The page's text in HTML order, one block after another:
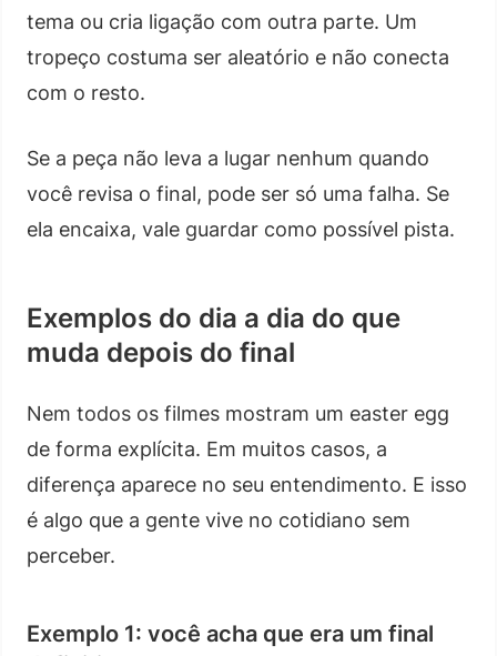
tema ou cria ligação com outra parte. Um
tropeço costuma ser aleatório e não conecta
com o resto.
Se a peça não leva a lugar nenhum quando
você revisa o final, pode ser só uma falha. Se
ela encaixa, vale guardar como possível pista.
Exemplos do dia a dia do que
muda depois do final
Nem todos os filmes mostram um easter egg
de forma explícita. Em muitos casos, a
diferença aparece no seu entendimento. E isso
é algo que a gente vive no cotidiano sem
perceber.
Exemplo 1: você acha que era um final